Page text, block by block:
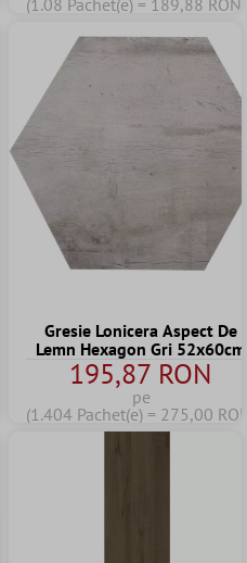
(1.08 Pachet(e) = 189,88 RON)
Gresie Lonicera Aspect De
Lemn Hexagon Gri 52x60cm
195,87 RON
pe
(1.404 Pachet(e) = 275,00